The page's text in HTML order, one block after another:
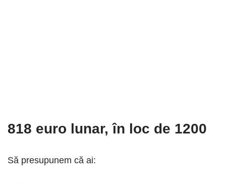
818 euro lunar, în loc de 1200
Să presupunem că ai: